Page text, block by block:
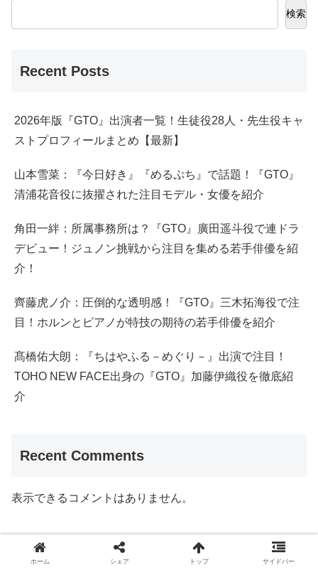
検索
Recent Posts
2026年版『GTO』出演者一覧！生徒役28人・先生役キャ
ストプロフィールまとめ【最新】
山本雪菜：『今日好き』『めるぷち』で話題！『GTO』
清浦花音役に抜擢された注目モデル・女優を紹介
角田一絆：所属事務所は？『GTO』廣田遥斗役で連ドラ
デビュー！ジュノン挑戦から注目を集める若手俳優を紹
介！
齊藤虎ノ介：圧倒的な透明感！『GTO』三木拓海役で注
目！ホルンとピアノが特技の期待の若手俳優を紹介
髙橋佑大朗：『ちはやふる－めぐり－』出演で注目！
TOHO NEW FACE出身の『GTO』加藤伊織役を徹底紹
介
Recent Comments
表示できるコメントはありません。
ホーム シェア トップ サイドバー